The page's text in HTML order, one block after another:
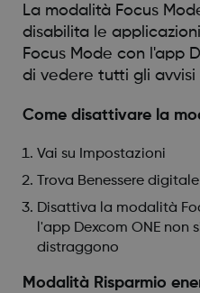
La modalità Focus
disabilita le
Focus Mode con l'app
di vedere tutti gli
Come disattivare la
Vai su Impostazioni
Trova Benessere
Disattiva la modalità
l'app Dexcom ONE non
distraggono
Modalità Risparmio